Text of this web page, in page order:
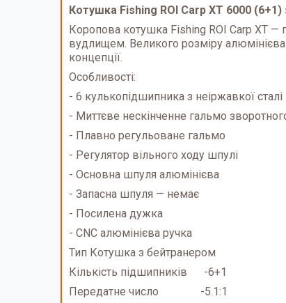
Котушка Fishing ROI Carp XT 6000
Коропова котушка Fishing ROI Carp XT
вудлищем. Великого розміру
концепції.
Особливості:
- 6 кулькопідшипника з неіржавкої сталі
- Миттєве нескінченне гальмо
- Плавно регульоване гальмо
- Регулятор вільного ходу шпулі
- Основна шпуля алюмінієва
- Запасна шпуля — немає
- Посилена дужка
- CNC алюмінієва ручка
Тип Котушка з бейтранером
Кількість підшипників -6+1
Передатне число -5.1:1